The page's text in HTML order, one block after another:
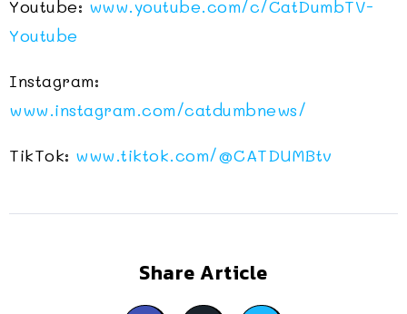
Youtube: www.youtube.com/c/CatDumbTV-
Youtube
Instagram:
www.instagram.com/catdumbnews/
TikTok: www.tiktok.com/@CATDUMBtv
Share Article